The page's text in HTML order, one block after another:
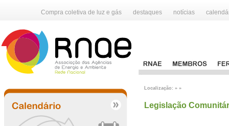
Compra coletiva de luz e gás destaques notícias
Localização: » »
Legislação